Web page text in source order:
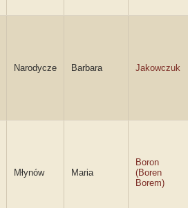
Narodycze Barbara Jakowczuk
Młynów Maria
Boron
(Boren
Borem)